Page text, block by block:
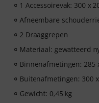
1 Accessoirevak: 300 x
Afneembare
2 Draaggrepen
Materiaal: gewatteerd
Binnenafmetingen: 285
Buitenafmetingen: 300
Gewicht: 0,45 kg